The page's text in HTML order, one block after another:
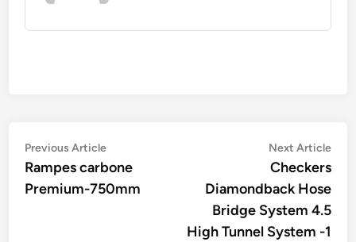
Navigation
de
l’article
Previous ArticlePrevious
article:
Rampes carbone
Premium-750mm
Next Article
Checkers
Diamondback Hose
Bridge System 4.5
High Tunnel System -1